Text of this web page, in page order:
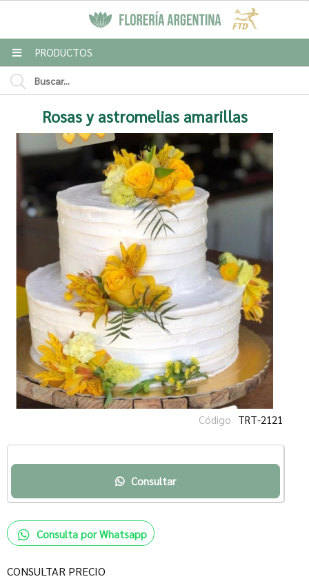
Enviar a email
Para
Mensaje
MI COMPRA
PRODUCTOS
Rosas y astromelias amarillas
Código TRT-2121
Consultar
Consulta por Whatsapp
CONSULTAR PRECIO